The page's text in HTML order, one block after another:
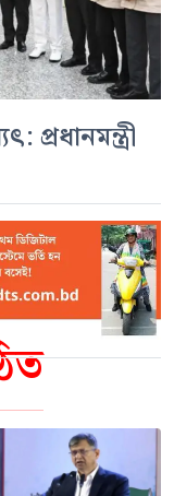
প্রধানমন্ত্রী